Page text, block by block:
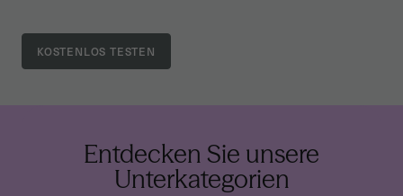
Entdecken Sie unsere
Unterkategorien